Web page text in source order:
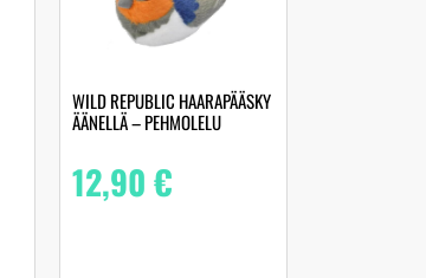
WILD REPUBLIC HAARAPÄÄSKY
ÄÄNELLÄ – PEHMOLELU
12,90€